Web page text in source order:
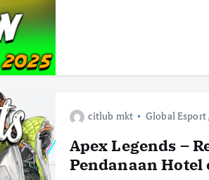
citlub mkt Global Esport
Apex Legends –
Pendanaan Hotel